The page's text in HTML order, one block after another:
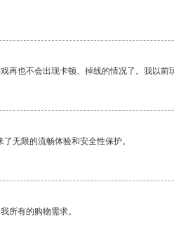
再也不会出现卡顿、掉线的情况了。我以前
无限的流畅体验和安全性保护。
所有的购物需求。